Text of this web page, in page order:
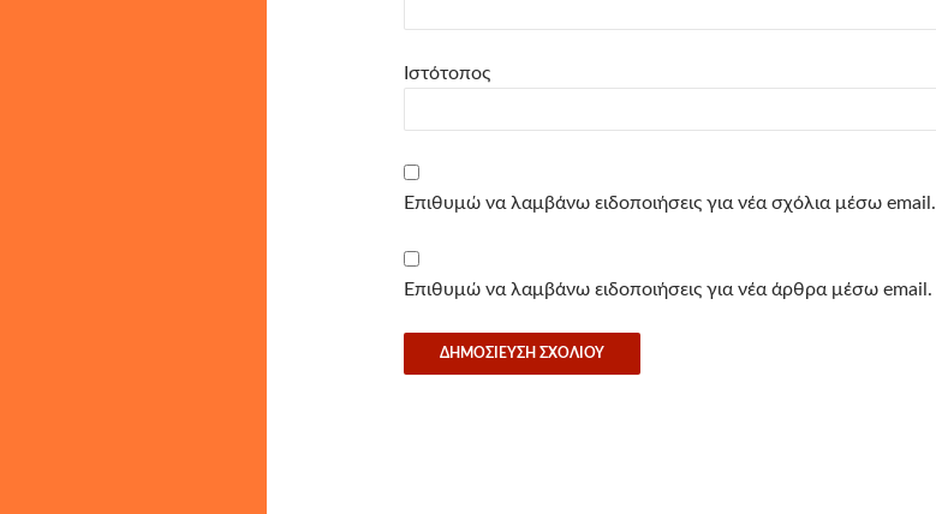
Ιστότοπος
Επιθυμώ να λαμβάνω ειδοποιήσεις για νέα σχόλια μέσω email.
Επιθυμώ να λαμβάνω ειδοποιήσεις για νέα άρθρα μέσω email.